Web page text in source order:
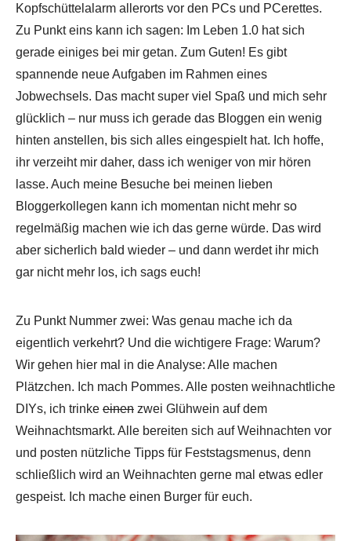
Kopfschüttelalarm allerorts vor den PCs und PCerettes.
Zu Punkt eins kann ich sagen: Im Leben 1.0 hat sich
gerade einiges bei mir getan. Zum Guten! Es gibt
spannende neue Aufgaben im Rahmen eines
Jobwechsels. Das macht super viel Spaß und mich sehr
glücklich – nur muss ich gerade das Bloggen ein wenig
hinten anstellen, bis sich alles eingespielt hat. Ich hoffe,
ihr verzeiht mir daher, dass ich weniger von mir hören
lasse. Auch meine Besuche bei meinen lieben
Bloggerkollegen kann ich momentan nicht mehr so
regelmäßig machen wie ich das gerne würde. Das wird
aber sicherlich bald wieder – und dann werdet ihr mich
gar nicht mehr los, ich sags euch!
Zu Punkt Nummer zwei: Was genau mache ich da
eigentlich verkehrt? Und die wichtigere Frage: Warum?
Wir gehen hier mal in die Analyse: Alle machen
Plätzchen. Ich mach Pommes. Alle posten weihnachtliche
DIYs, ich trinke einen zwei Glühwein auf dem
Weihnachtsmarkt. Alle bereiten sich auf Weihnachten vor
und posten nützliche Tipps für Feststagsmenus, denn
schließlich wird an Weihnachten gerne mal etwas edler
gespeist. Ich mache einen Burger für euch.